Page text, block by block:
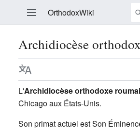
OrthodoxWiki
Modifier
Archidiocèse
L'Archidiocèse orthodoxe
Chicago aux États-Unis.
Son primat actuel est Son